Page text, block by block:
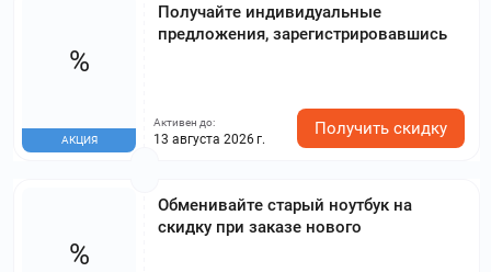
Получайте индивидуальные
предложения, зарегистрировавшись
%
АКЦИЯ
Активен до:
13 августа 2026 г.
Получить скидку
Обменивайте старый ноутбук на
скидку при заказе нового
%